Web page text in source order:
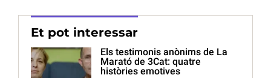
Et pot interessar
Els testimonis anònims de La
Marató de 3Cat: quatre
històries emotives